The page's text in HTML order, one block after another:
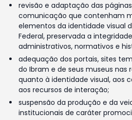
revisão e adaptação das
comunicação que contenham
elementos da identidade visual
Federal, preservada a
administrativos, normativos e
adequação dos portais, sites
do Ibram e de seus museus nas
quanto à identidade visual, aos
aos recursos de interação;
suspensão da produção e da
institucionais de caráter